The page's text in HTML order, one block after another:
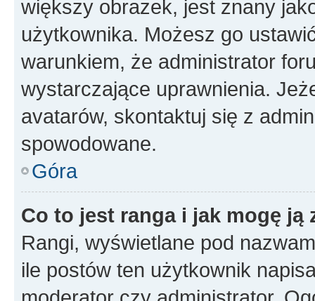
większy obrazek, jest znany
użytkownika. Możesz go
warunkiem, że administrator
wystarczające uprawnienia.
avatarów, skontaktuj się z
spowodowane.
Góra
Co to jest ranga i jak mogę ją
Rangi, wyświetlane pod
ile postów ten użytkownik